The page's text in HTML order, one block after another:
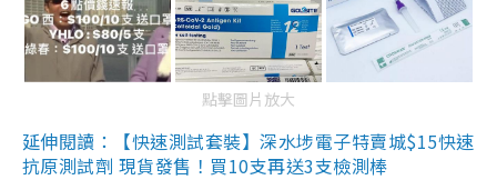
點擊圖片放大
延伸閱讀：【快速測試套裝】深水埗電子特賣城$15快速
抗原測試劑 現貨發售！買10支再送3支檢測棒